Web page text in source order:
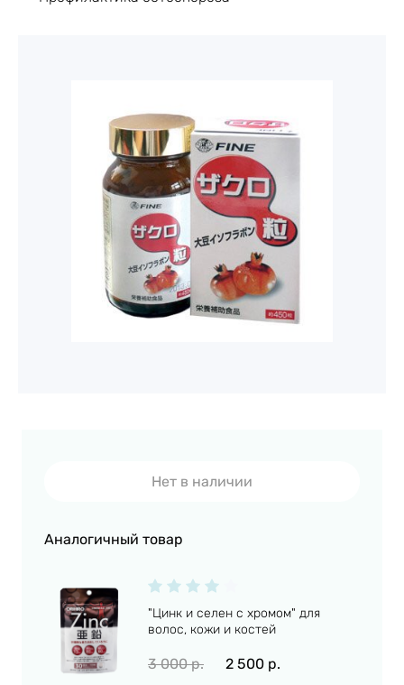
Нет в наличии
Аналогичный товар
"Цинк и селен с хромом" для
волос, кожи и костей
3 000р. 2 500 р.